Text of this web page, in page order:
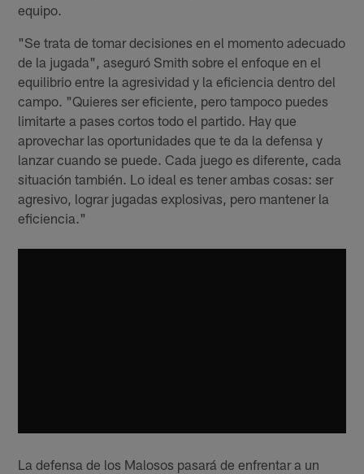
equipo.
"Se trata de tomar decisiones en el momento adecuado
de la jugada", aseguró Smith sobre el enfoque en el
equilibrio entre la agresividad y la eficiencia dentro del
campo. "Quieres ser eficiente, pero tampoco puedes
limitarte a pases cortos todo el partido. Hay que
aprovechar las oportunidades que te da la defensa y
lanzar cuando se puede. Cada juego es diferente, cada
situación también. Lo ideal es tener ambas cosas: ser
agresivo, lograr jugadas explosivas, pero mantener la
eficiencia."
La defensa de los Malosos pasará de enfrentar a un